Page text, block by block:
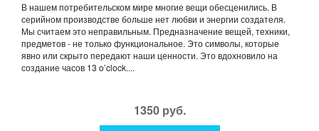
В нашем потребительском мире многие вещи обесценились. В
серийном производстве больше нет любви и энергии создателя.
Мы считаем это неправильным. Предназначение вещей, техники,
предметов - не только функциональное. Это символы, которые
явно или скрыто передают наши ценности. Это вдохновило на
создание часов 13 o’clock....
1350 руб.